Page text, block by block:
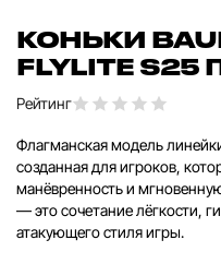
КОНЬКИ
FLYLITE
Рейтинг
Флагманская модель
созданная для игроков,
манёвренность и
— это сочетание лёгкости,
атакующего стиля игры.